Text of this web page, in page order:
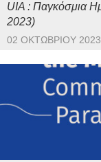
UIA : Παγκόσμια
2023)
02 ΟΚΤΩΒΡΊΟΥ 2023